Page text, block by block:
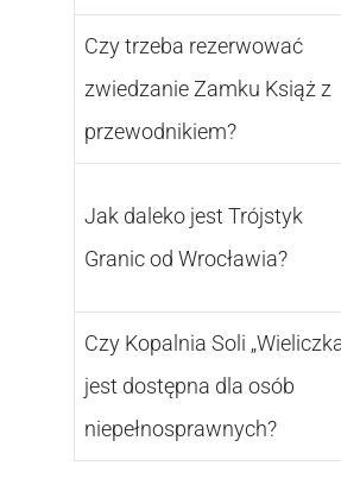
Czy trzeba rezerwować
zwiedzanie Zamku Książ z
przewodnikiem?
Jak daleko jest Trójstyk
Granic od Wrocławia?
Czy Kopalnia Soli
jest dostępna dla osób
niepełnosprawnych?